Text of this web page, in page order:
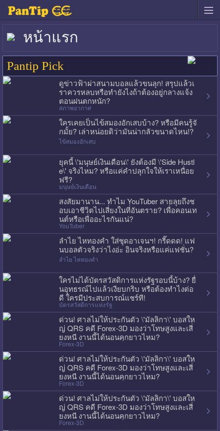
หน้าแรก
Pantip Pick
ดูข่าวฟ้าผ่าสนามบอลแล้วขนลุก! สรุปแล้วเ
ราควรหลบหรือทำยังไงถ้าต้องอยู่กลางแจ้ง
ตอนฝนตกหนัก?
สภาพอากาศ
ใครเคยเป็นไข้สมองอักเสบบ้าง? หรือมีคนรู้จั
กมั้ย? เล่าหน่อยดิว่ามันน่ากลัวขนาดไหน!?
ไข้สมองอักเสบ
ยุคนี้ \'มนุษย์เงินเดือน\' ยังต้องมี \'Side Hustl
e\' จริงไหม? หรือแค่คำปลุกใจให้เราเหนื่อย
ฟรี?
มนุษย์เงินเดือน
สงสัยมานาน... ทำไม YouTuber สายลุยถึงช
อบเอาชีวิตไปเสี่ยงในที่อันตราย? เพื่อคอนเท
นต์หรือเพื่ออะไรกันแน่?
YouTuber
ลำไย ไหทองคำ ใส่ชุดอาเจนฯ! กรี๊ดดด! แฟ
นบอลตัวจริงว่าไงอ่ะ อินจริงหรือแค่แฟชั่น?
ลำไย ไหทองคำ
ใครไม่ได้บัตรสวัสดิการแห่งรัฐรอบนี้บ้าง? ยื่
นอุทธรณ์ไปแล้วเงียบกริบ หรือต้องทำไงต่อ
ดี ใครมีประสบการณ์แชร์ที!
บัตรสวัสดิการแห่งรัฐ
ด่วน! ศาลไม่ให้ประกันตัว \'มัลลิกา\' บอสให
ญ่ QRS คดี Forex-3D มองว่าโทษสูงและเสี่
ยงหนี งานนี้ได้นอนคุกยาวไหม?
Forex-3D
ด่วน! ศาลไม่ให้ประกันตัว \'มัลลิกา\' บอสให
ญ่ QRS คดี Forex-3D มองว่าโทษสูงและเสี่
ยงหนี งานนี้ได้นอนคุกยาวไหม?
Forex-3D
ด่วน! ศาลไม่ให้ประกันตัว \'มัลลิกา\' บอสให
ญ่ QRS คดี Forex-3D มองว่าโทษสูงและเสี่
ยงหนี งานนี้ได้นอนคุกยาวไหม?
Forex-3D